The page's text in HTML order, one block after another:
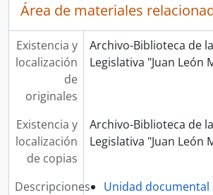
Área de materiales
Existencia y
localización
de
originales
Archivo-Biblioteca de
Legislativa "Juan León
Existencia y
localización
de copias
Archivo-Biblioteca de
Legislativa "Juan León
Descripciones
Unidad documental